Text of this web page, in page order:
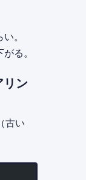
。
る。
リン
古い